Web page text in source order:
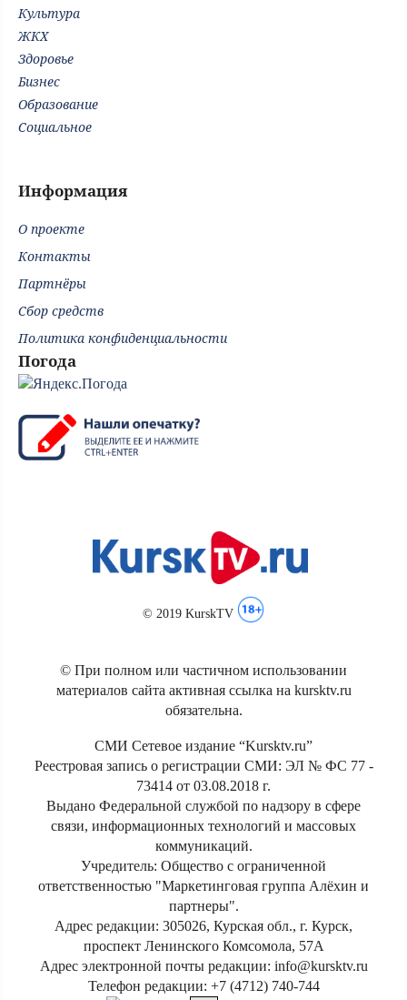
Культура
ЖКХ
Здоровье
Бизнес
Образование
Социальное
Информация
О проекте
Контакты
Партнёры
Сбор средств
Политика конфиденциальности
Погода
© 2019 KurskTV
© При полном или частичном использовании
материалов сайта активная ссылка на kursktv.ru
обязательна.
СМИ Сетевое издание “Kursktv.ru”
Реестровая запись о регистрации СМИ: ЭЛ № ФС 77 -
73414 от 03.08.2018 г.
Выдано Федеральной службой по надзору в сфере
связи, информационных технологий и массовых
коммуникаций.
Учредитель: Общество с ограниченной
ответственностью "Маркетинговая группа Алёхин и
партнеры".
Адрес редакции: 305026, Курская обл., г. Курск,
проспект Ленинского Комсомола, 57А
Адрес электронной почты редакции: info@kursktv.ru
Телефон редакции: +7 (4712) 740-744